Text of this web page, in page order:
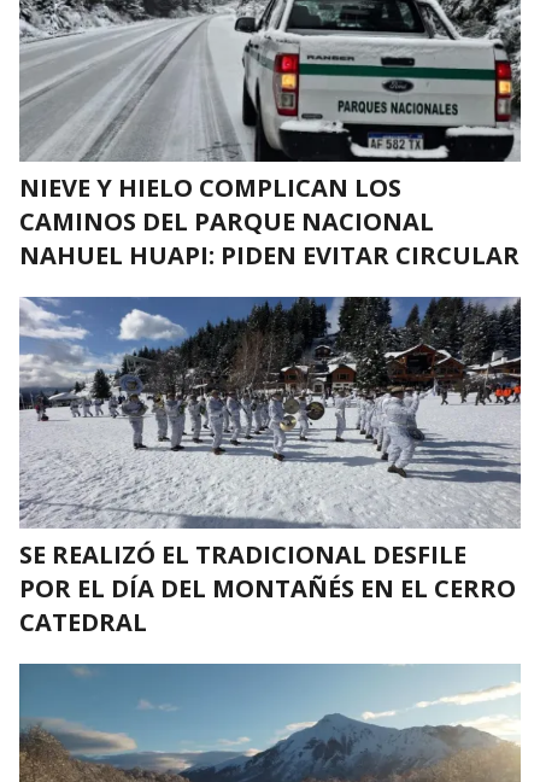
NIEVE Y HIELO COMPLICAN LOS
CAMINOS DEL PARQUE NACIONAL
NAHUEL HUAPI: PIDEN EVITAR CIRCULAR
SE REALIZÓ EL TRADICIONAL DESFILE
POR EL DÍA DEL MONTAÑÉS EN EL CERRO
CATEDRAL